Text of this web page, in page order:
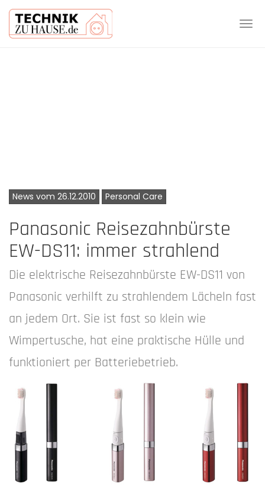
News vom 26.12.2010 Personal Care
Panasonic Reisezahnbürste
EW-DS11: immer strahlend
Die elektrische Reisezahnbürste EW-DS11 von
Panasonic verhilft zu strahlendem Lächeln fast
an jedem Ort. Sie ist fast so klein wie
Wimpertusche, hat eine praktische Hülle und
funktioniert per Batteriebetrieb.